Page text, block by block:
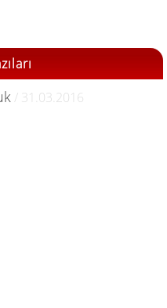
/ 31.03.2016